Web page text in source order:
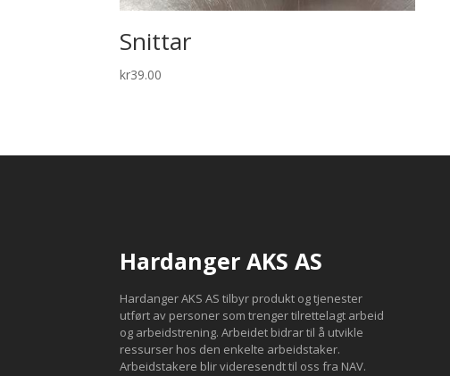
Snittar
kr39.00
Hardanger AKS AS
Hardanger AKS AS tilbyr produkt og tjenester
utført av personer som trenger tilrettelagt arbeid
og arbeidstrening. Arbeidet bidrar til å utvikle
ressurser hos den enkelte arbeidstaker.
Arbeidstakere blir videresendt til oss fra NAV.